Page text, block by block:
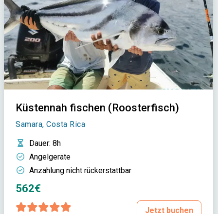
Küstennah fischen (Roosterfisch)
Samara, Costa Rica
Dauer: 8h
Angelgeräte
Anzahlung nicht rückerstattbar
562€
Jetzt buchen